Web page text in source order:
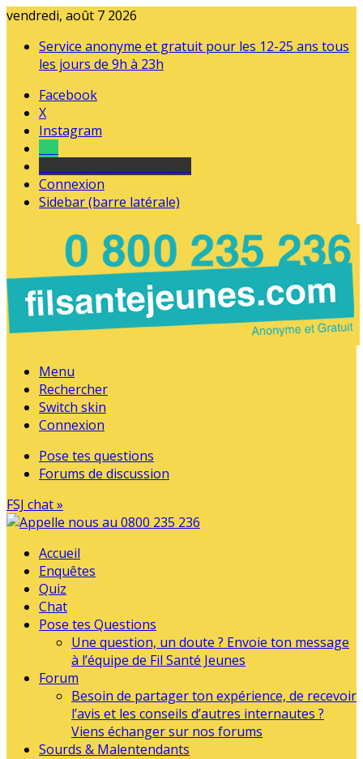
vendredi, août 7 2026
Service anonyme et gratuit pour les 12-25 ans tous
les jours de 9h à 23h
Facebook
X
Instagram
Connexion
Sidebar (barre latérale)
Menu
Rechercher
Switch skin
Connexion
Pose tes questions
Forums de discussion
FSJ chat »
Accueil
Enquêtes
Quiz
Chat
Pose tes Questions
Une question, un doute ? Envoie ton message
à l’équipe de Fil Santé Jeunes
Forum
Besoin de partager ton expérience, de recevoir
l’avis et les conseils d’autres internautes ?
Viens échanger sur nos forums
Sourds & Malentendants